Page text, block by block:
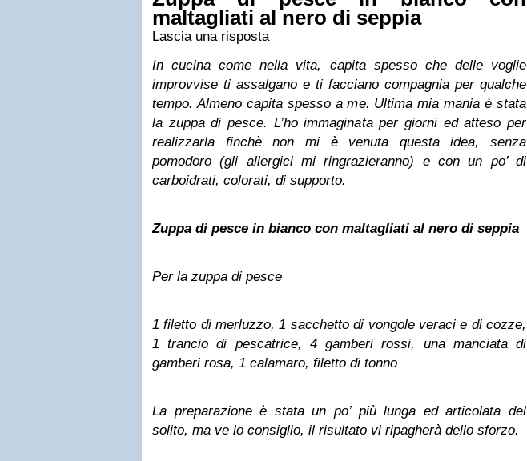
maltagliati al nero di seppia
Lascia una risposta
In cucina come nella vita, capita spesso che delle voglie
improvvise ti assalgano e ti facciano compagnia per qualche
tempo. Almeno capita spesso a me. Ultima mia mania è stata
la zuppa di pesce. L’ho immaginata per giorni ed atteso per
realizzarla finchè non mi è venuta questa idea, senza
pomodoro (gli allergici mi ringrazieranno) e con un po’ di
carboidrati, colorati, di supporto.
Zuppa di pesce in bianco con maltagliati al nero di seppia
Per la zuppa di pesce
1 filetto di merluzzo, 1 sacchetto di vongole veraci e di cozze,
1 trancio di pescatrice, 4 gamberi rossi, una manciata di
gamberi rosa, 1 calamaro, filetto di tonno
La preparazione è stata un po’ più lunga ed articolata del
solito, ma ve lo consiglio, il risultato vi ripagherà dello sforzo.